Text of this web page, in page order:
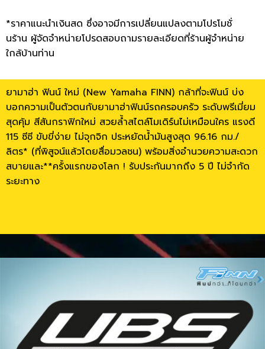
*ราคาแนะนำเงินสด ซึ่งอาจมีการเปลี่ยนแปลงตามโปรโมชั่
นร้าน ผู้จัดจำหน่ายโปรดสอบถามรายละเอียดที่ร้านผู้จำหน่าย
ใกล้บ้านท่าน
ยามาฮ่า ฟินน์ ใหม่ (New Yamaha FINN) กล้าที่จะฟินน์ บ่ง
บอกความเป็นตัวตนกับยามาฮ่าฟินน์รถครอบครัว ระดับพรีเมี่ยม
สุดคุ้ม สีสันกราฟิกใหม่ สวยล้ำสไตล์โมเดิร์นไม่เหมือนใคร แรงดี
115 ซีซี ขับขี่ง่าย ไม่จุกจิก ประหยัดน้ำมันสูงสุด 96.16 กม./
ลิตร* (ที่พิสูจน์แล้วโดยสื่อมวลชน) พร้อมสิ่งอำนวยความสะดวก
สบายและ**ครั้งแรกของโลก ! รับประกันมากถึง 5 ปี ไม่จำกัด
ระยะทาง